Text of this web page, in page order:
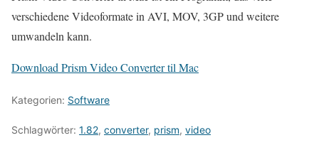
verschiedene Videoformate in AVI, MOV, 3GP und weitere
umwandeln kann.
Download Prism Video Converter til Mac
Kategorien: Software
Schlagwörter: 1.82, converter, prism, video